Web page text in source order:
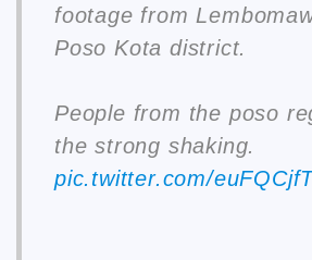
footage from
Poso Kota district.
People from the poso
the strong shaking.
pic.twitter.com/